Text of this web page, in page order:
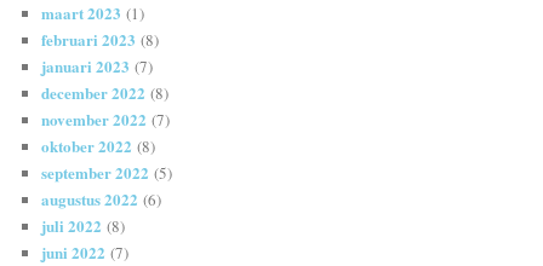
maart 2023 (1)
februari 2023 (8)
januari 2023 (7)
december 2022 (8)
november 2022 (7)
oktober 2022 (8)
september 2022 (5)
augustus 2022 (6)
juli 2022 (8)
juni 2022 (7)